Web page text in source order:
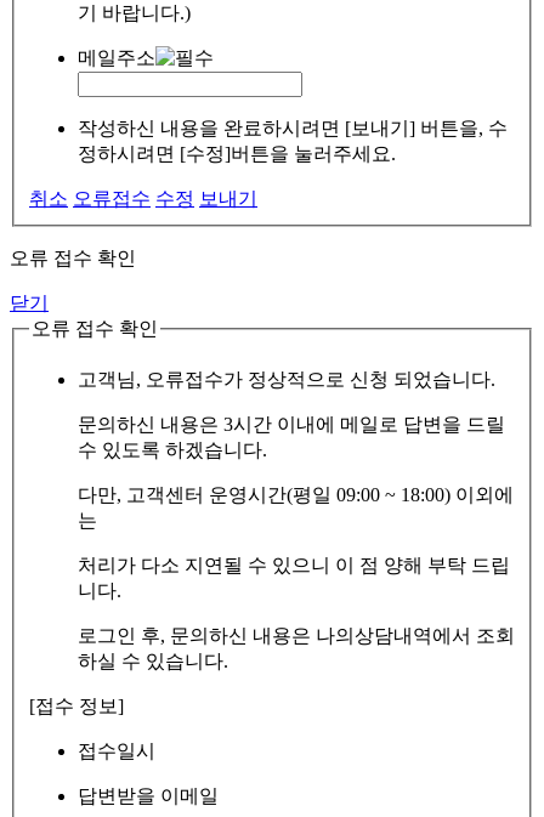
기 바랍니다.)
메일주소
작성하신 내용을 완료하시려면 [보내기] 버튼을, 수
정하시려면 [수정]버튼을 눌러주세요.
취소 오류접수 수정 보내기
오류 접수 확인
닫기
오류 접수 확인
고객님, 오류접수가 정상적으로 신청 되었습니다.
문의하신 내용은 3시간 이내에 메일로 답변을 드릴
수 있도록 하겠습니다.
다만, 고객센터 운영시간(평일 09:00 ~ 18:00) 이외에
는
처리가 다소 지연될 수 있으니 이 점 양해 부탁 드립
니다.
로그인 후, 문의하신 내용은 나의상담내역에서 조회
하실 수 있습니다.
[접수 정보]
접수일시
답변받을 이메일